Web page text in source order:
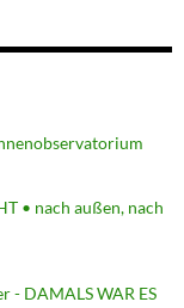
• nach außen, nach
- DAMALS WAR ES